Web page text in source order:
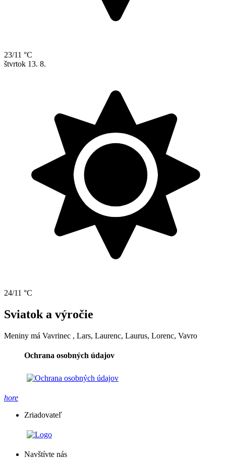
23/11 °C
štvrtok 13. 8.
24/11 °C
Sviatok a výročie
Meniny má Vavrinec , Lars, Laurenc, Laurus, Lorenc, Vavro
Ochrana osobných údajov
hore
Zriadovateľ
Navštívte nás